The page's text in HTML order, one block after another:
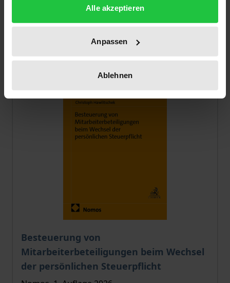
Alle akzeptieren
Anpassen
Ablehnen
Zur Auswahl
Besteuerung von
Mitarbeiterbeteiligungen beim Wechsel
der persönlichen Steuerpflicht
Der Preis dieses Titels richtet sich nach der